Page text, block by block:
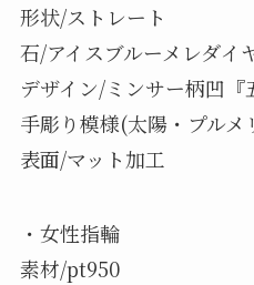
形状/ストレート
石/アイスブルーメレダイ
デザイン/ミンサー柄凹『
手彫り模様(太陽・プル
表面/マット加工
・女性指輪
素材/pt950